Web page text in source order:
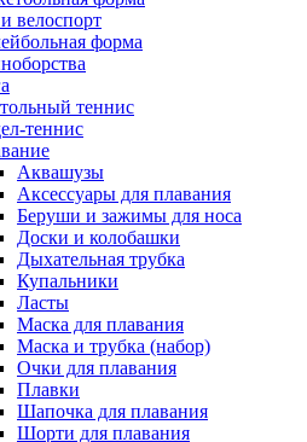
велоспорт
форма
теннис
теннис
Аквашузы
Аксессуары для плавания
Беруши и зажимы для носа
Доски и колобашки
Дыхательная трубка
Купальники
Ласты
Маска для плавания
Маска и трубка (набор)
Очки для плавания
Плавки
Шапочка для плавания
Шорти для плавания